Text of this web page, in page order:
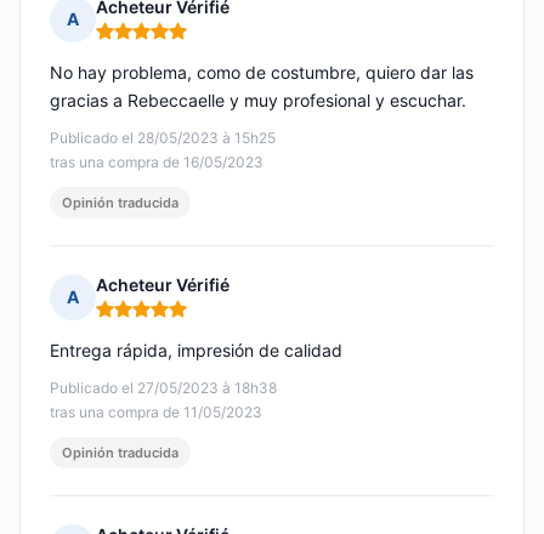
A
Acheteur Vérifié
Nota: 5 de 5
Publicado el 28/05/2023 à 15h25
tras una compra de 16/05/2023
No hay problema, como de costumbre, quiero dar las
gracias a Rebeccaelle y muy profesional y escuchar.
Opinión traducida
A
Acheteur Vérifié
Nota: 5 de 5
Publicado el 27/05/2023 à 18h38
tras una compra de 11/05/2023
Entrega rápida, impresión de calidad
Opinión traducida